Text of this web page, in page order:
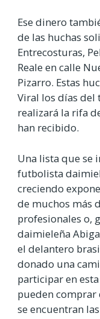
Ese dinero
de las huchas
Entrecosturas,
Reale en calle
Pizarro. Estas
Viral los días del
realizará la rifa
han recibido.
Una lista que se
futbolista
creciendo
de muchos más
profesionales o,
daimieleña
el delantero
donado una
participar en
pueden comprar
se encuentran